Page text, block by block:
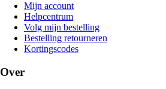
Mijn account
Helpcentrum
Volg mijn bestelling
Bestelling retourneren
Kortingscodes
Over